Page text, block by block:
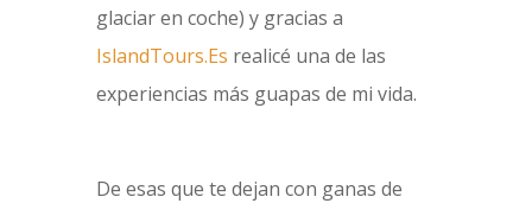
glaciar en coche) y gracias a
IslandTours.Es realicé una de las
experiencias más guapas de mi vida.
De esas que te dejan con ganas de